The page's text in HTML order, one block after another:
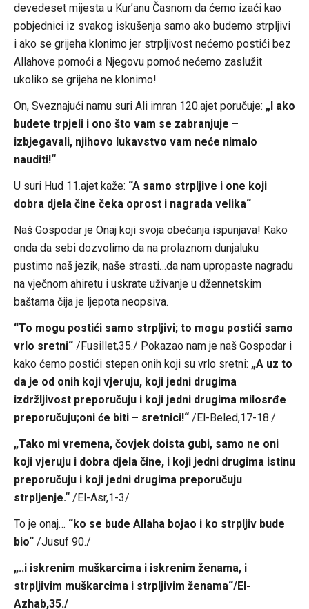
devedeset mijesta u Kur’anu Časnom da ćemo izaći kao
pobjednici iz svakog iskušenja samo ako budemo strpljivi
i ako se grijeha klonimo jer strpljivost nećemo postići bez
Allahove pomoći a Njegovu pomoć nećemo zaslužit
ukoliko se grijeha ne klonimo!
On, Sveznajući namu suri Ali imran 120.ajet poručuje: „I ako
budete trpjeli i ono što vam se zabranjuje –
izbjegavali, njihovo lukavstvo vam neće nimalo
nauditi!“
U suri Hud 11.ajet kaže: “A samo strpljive i one koji
dobra djela čine čeka oprost i nagrada velika“
Naš Gospodar je Onaj koji svoja obećanja ispunjava! Kako
onda da sebi dozvolimo da na prolaznom dunjaluku
pustimo naš jezik, naše strasti…da nam upropaste nagradu
na vječnom ahiretu i uskrate uživanje u džennetskim
baštama čija je ljepota neopsiva.
“To mogu postići samo strpljivi; to mogu postići samo
vrlo sretni“/Fusillet,35./ Pokazao nam je naš Gospodar i
kako ćemo postići stepen onih koji su vrlo sretni: „A uz to
da je od onih koji vjeruju, koji jedni drugima
izdržljivost preporučuju i koji jedni drugima milosrđe
preporučuju;oni će biti – sretnici!“/El-Beled,17-18./
„Tako mi vremena, čovjek doista gubi, samo ne oni
koji vjeruju i dobra djela čine, i koji jedni drugima istinu
preporučuju i koji jedni drugima preporučuju
strpljenje.“/El-Asr,1-3/
To je onaj… “ko se bude Allaha bojao i ko strpljiv bude
bio“/Jusuf 90./
„..i iskrenim muškarcima i iskrenim ženama, i
strpljivim muškarcima i strpljivim ženama“/El-
Azhab,35./